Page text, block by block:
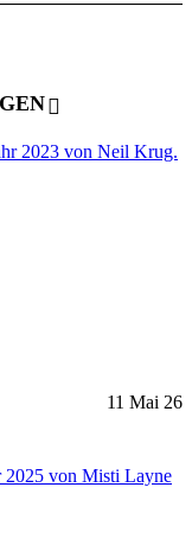
11 Mai 26